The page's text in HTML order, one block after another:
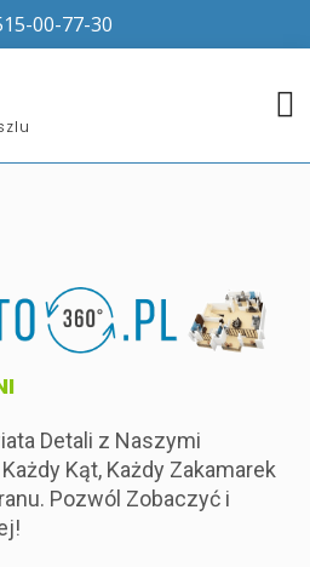
00-77-30
Detali z Naszymi
Kąt, Każdy Zakamarek
Pozwól Zobaczyć i